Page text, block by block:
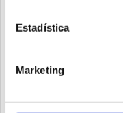
Estadística
Marketing